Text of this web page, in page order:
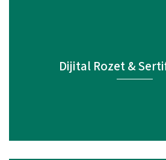
Dijital Rozet &